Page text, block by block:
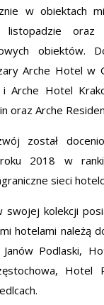
w obiektach
listopadzie oraz
obiektów.
Arche Hotel w
Arche Hotel
oraz Arche
został
2018 w
sieci
swojej kolekcji
hotelami należą
Janów Podlaski,
Hotel